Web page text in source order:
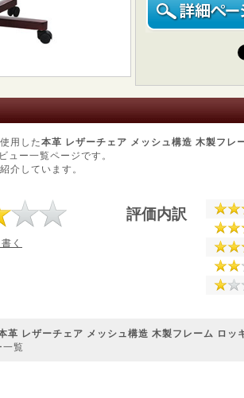
用した本革 レザーチェア メッシュ構造 木製フレ
ュー一覧ページです。
介しています。
く
評価内訳
革 レザーチェア メッシュ構造 木製フレーム ロッ
一覧